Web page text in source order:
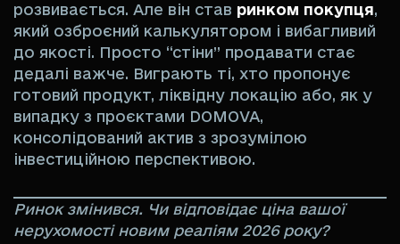
розвивається. Але він став ринком покупця,
який озброєний калькулятором і вибагливий
до якості. Просто “стіни” продавати стає
дедалі важче. Виграють ті, хто пропонує
готовий продукт, ліквідну локацію або, як у
випадку з проєктами DOMOVA,
консолідований актив з зрозумілою
інвестиційною перспективою.
Ринок змінився. Чи відповідає ціна вашої
нерухомості новим реаліям 2026 року?